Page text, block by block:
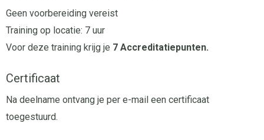
Geen voorbereiding vereist
Training op locatie: 7 uur
Voor deze training krijg je 7 Accreditatiepunten.
Certificaat
Na deelname ontvang je per e-mail een certificaat
toegestuurd.